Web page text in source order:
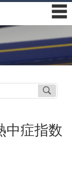
☰
中症指数